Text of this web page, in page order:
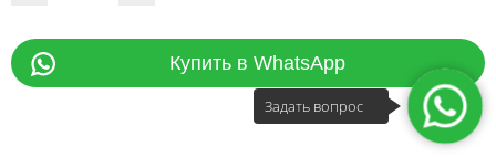
Купить в WhatsApp
Задать вопрос